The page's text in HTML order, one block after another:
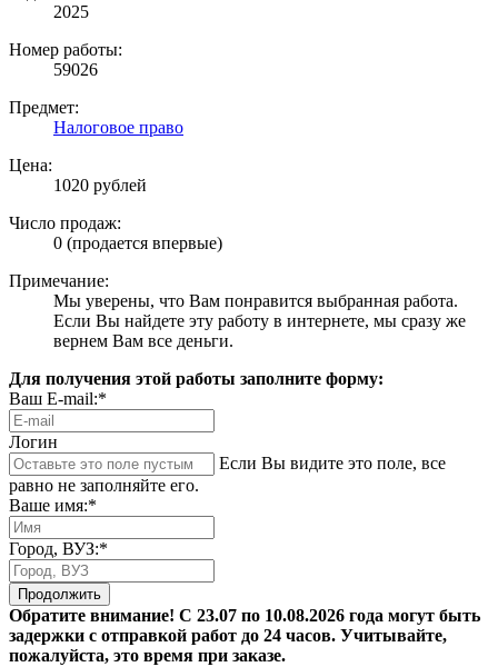
2025
Номер работы:
59026
Предмет:
Налоговое право
Цена:
1020 рублей
Число продаж:
0 (продается впервые)
Примечание:
Мы уверены, что Вам понравится выбранная работа.
Если Вы найдете эту работу в интернете, мы сразу же
вернем Вам все деньги.
Для получения этой работы заполните форму:
Ваш E-mail:*
Логин
Если Вы видите это поле, все
равно не заполняйте его.
Ваше имя:*
Город, ВУЗ:*
Продолжить
Обратите внимание! С 23.07 по 10.08.2026 года могут быть
задержки с отправкой работ до 24 часов. Учитывайте,
пожалуйста, это время при заказе.